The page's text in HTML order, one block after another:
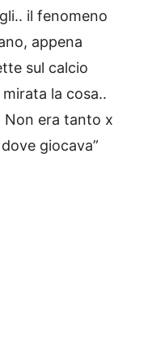
il fenomeno
appena
sul calcio
la cosa..
Non era tanto x
giocava”